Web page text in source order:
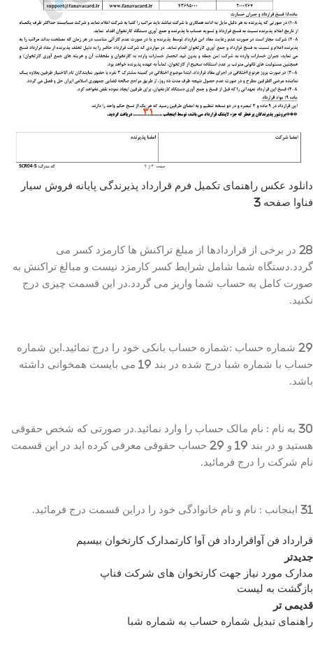
دانلود عکس راهنمای تکمیل فرم قرارداد پذیرندگی پایانه فروش سیار
فناوا صفحه 3
28 در برخی از قراردادها از مبلغ تراکنش ها کارمزد کسر می
گردد.دستگاه شما شامل شرایط کسر کارمزد نیست و مبالغ تراکنش به
صورت کامل به حساب شما واریز می گردد.در این قسمت چیزی درج
نکنید.
29 شماره حساب :شماره حساب بانکی خود را درج نمائید.این شماره
حساب با شماره شبا درج شده در بند 19 می بایست همخوانی داشته
باشد.
30 به نام : نام مالک حساب را وارد نمائید.در صورتی که شخص حقوقی
هستید و در بند 19 و 29 حساب حقوقی معرفی کرده اید در این قسمت
نام شرکت را درج فرمائید.
31 اینجانب : نام و نام خانوادگی خود را دراین قسمت درج فرمائید.
قرارداد فن آوا قرارداد فن آوا کارتمدارک کارتخوان بیسیم
جدیدتر
مدارک مورد نیاز جهت کارتخوان های شرکت فناپ
بازگشت به لیست
قدیمی تر
راهنمای تبدیل شماره حساب به شماره شبا